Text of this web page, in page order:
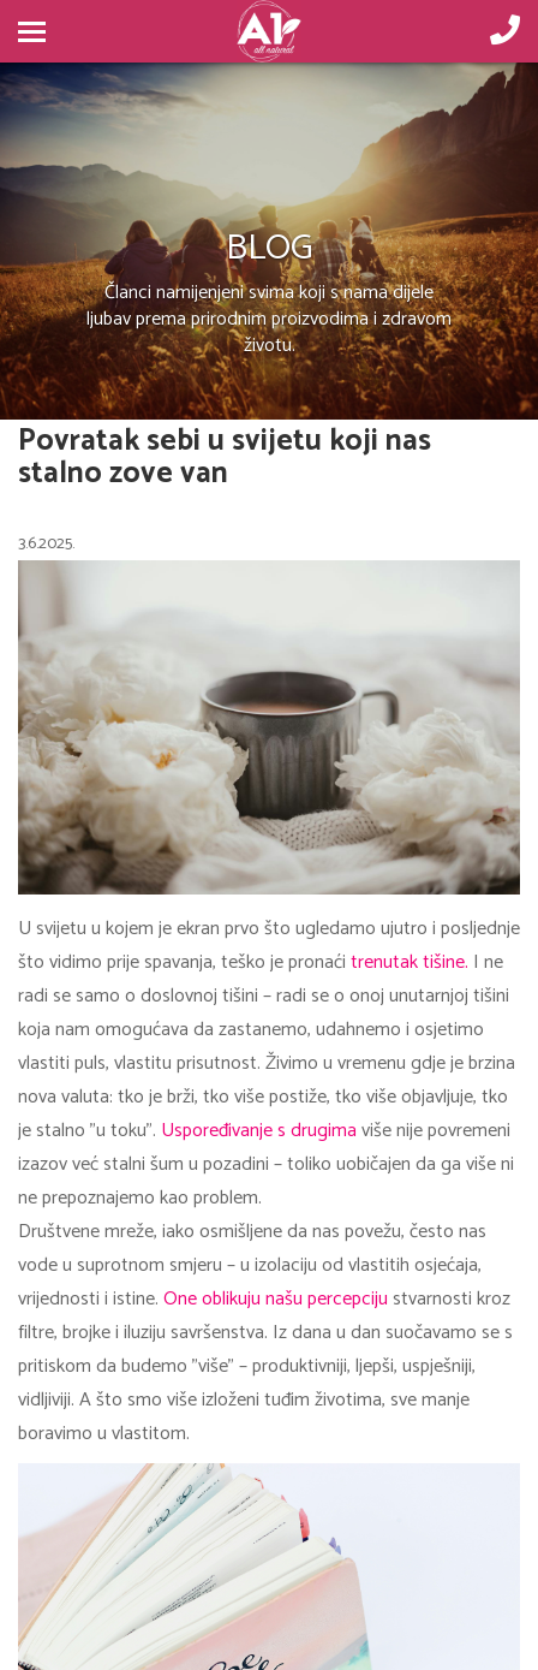
BLOG
Članci namijenjeni svima koji s nama dijele
ljubav prema prirodnim proizvodima i zdravom
životu.
Povratak sebi u svijetu koji nas
stalno zove van
3.6.2025.
U svijetu u kojem je ekran prvo što ugledamo ujutro i posljednje
što vidimo prije spavanja, teško je pronaćitrenutak tišine. I ne
radi se samo o doslovnoj tišini – radi se o onoj unutarnjoj tišini
koja nam omogućava da zastanemo, udahnemo i osjetimo
vlastiti puls, vlastitu prisutnost. Živimo u vremenu gdje je brzina
nova valuta: tko je brži, tko više postiže, tko više objavljuje, tko
je stalno "u toku". Uspoređivanje s drugimaviše nije povremeni
izazov već stalni šum u pozadini – toliko uobičajen da ga više ni
ne prepoznajemo kao problem.
Društvene mreže, iako osmišljene da nas povežu, često nas
vode u suprotnom smjeru – u izolaciju od vlastitih osjećaja,
vrijednosti i istine.One oblikuju našu percepcijustvarnosti kroz
filtre, brojke i iluziju savršenstva. Iz dana u dan suočavamo se s
pritiskom da budemo "više" – produktivniji, ljepši, uspješniji,
vidljiviji. A što smo više izloženi tuđim životima, sve manje
boravimo u vlastitom.